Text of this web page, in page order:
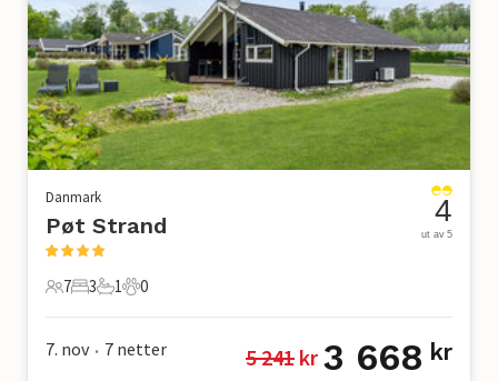
Danmark
Pøt Strand
7 Gjester
7
3 Soverom
3
1 Bad
1
0 Kjæledyr
0
4
ut av 5
7. nov • 7 netter 5 241 kr 3 668 kr